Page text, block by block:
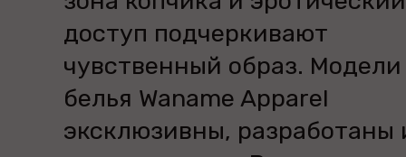
доступ подчеркивают
чувственный образ. Модели
белья Waname Apparel
эксклюзивны, разработаны